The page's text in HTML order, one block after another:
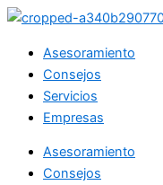
Ir
contenidoAsesoramiento
Consejos
Servicios
Empresas
Asesoramiento
Consejos